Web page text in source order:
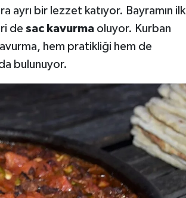
ayrı bir lezzet katıyor. Bayramın ilk
de sac kavurmaoluyor. Kurban
hem pratikliği hem de
bulunuyor.